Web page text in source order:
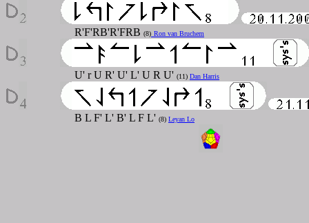
R'F'RB'R'FRB (8) Ron van Bruchem
U' r U R' U' L' U R U' (11) Dan Harris
B L F' L' B' L F L' (8) Leyan Lo